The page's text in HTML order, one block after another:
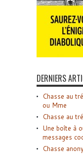
DERNIERS
Chasse au
ou Mme
Chasse au
Une boîte à
messages
Chasse